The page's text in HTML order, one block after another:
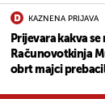
KAZNENA PRIJAVA
Prijevara kakva
Računovotkinja
obrt majci